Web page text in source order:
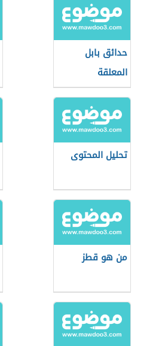
حدائق بابل
المعلقة
تحليل المحتوى
من هو قطز